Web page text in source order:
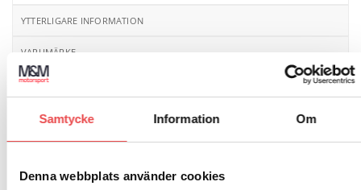
Samtycke Information Om
Denna webbplats använder cookies
YTTERLIGARE INFORMATION
VARUMÄRKE
RECENSIONER (0)
Sparco rattnav med dubbla bultcirklar på
ingår.